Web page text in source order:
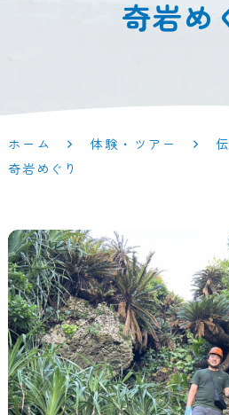
島
奇岩め
ホーム 体験・ツアー
奇岩めぐり